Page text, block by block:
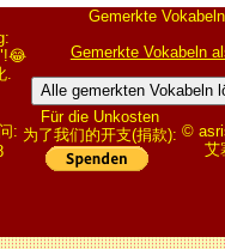
.
Gemerkte
Gemerkte Vokabeln
Alle gemerkten Vokabeln
:
Für die Unkosten
为了我们的开支(捐款): ©
艾